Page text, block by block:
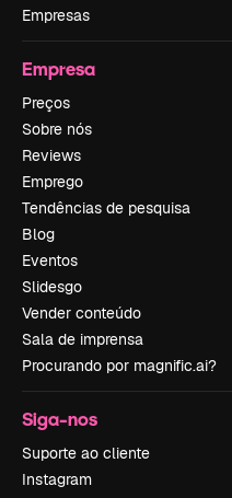
Empresas
Empresa
Preços
Sobre nós
Reviews
Emprego
Tendências de pesquisa
Blog
Eventos
Slidesgo
Vender conteúdo
Sala de imprensa
Procurando por magnific.ai?
Siga-nos
Suporte ao cliente
Instagram